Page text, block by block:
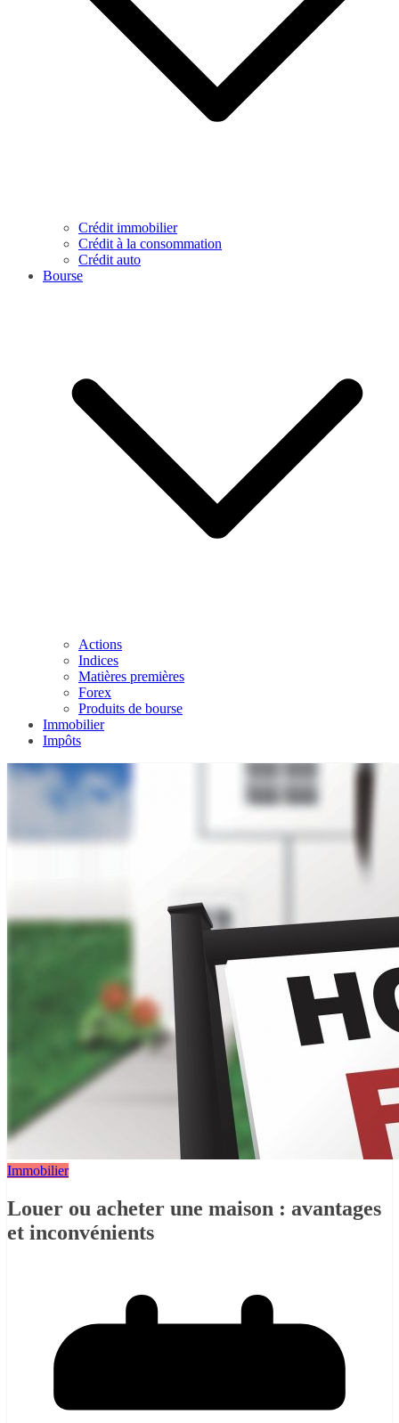
Crédit immobilier
Crédit à la consommation
Crédit auto
Bourse
Actions
Indices
Matières premières
Forex
Produits de bourse
Immobilier
Impôts
Immobilier
Louer ou acheter une maison : avantages
et inconvénients